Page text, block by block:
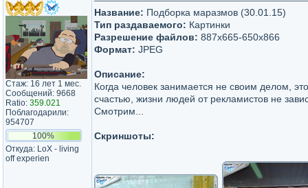
Стаж: 16 лет 1 мес.
Сообщений: 9668
Ratio: 359.021
Поблагодарили:
954707
100%
Откуда: LoX - living
off experien
Название: Подборка маразмов (30.01.15)
Тип раздаваемого: Картинки
Разрешение файлов: 887х665-650х866
Формат: JPEG
Описание:
Когда человек занимается не своим делом,
счастью, жизни людей от рекламистов не
Смотрим...
Скриншоты: